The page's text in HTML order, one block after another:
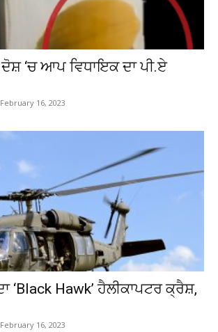
‘ਚ ਆਪ ਵਿਧਾਇਕ ਦਾ ਪੀ.ਏ
February 16, 2023
‘Black Hawk’ ਹੈਲੀਕਾਪਟਰ ਕ੍ਰੈਸ਼,
February 16, 2023